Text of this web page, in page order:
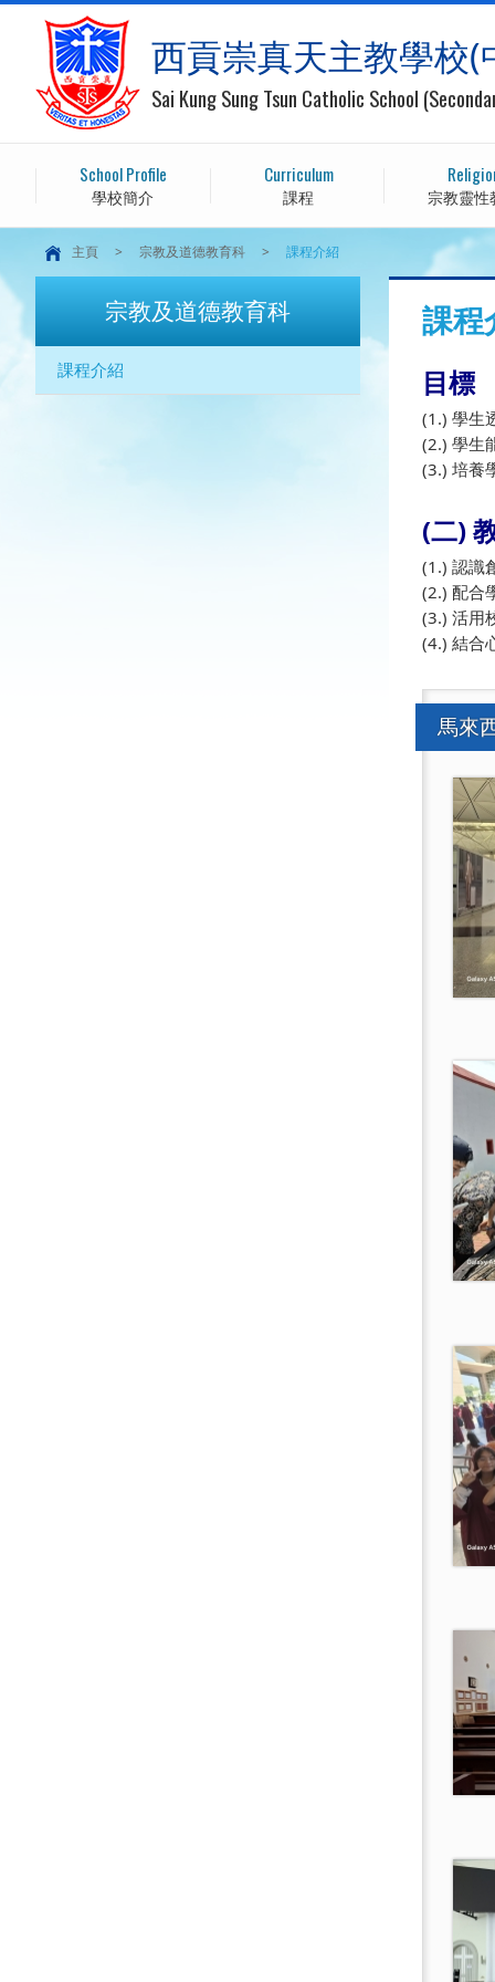
西貢崇真天主教學校(
Sai Kung Sung Tsun Catholic School
School Profile
學校簡介
Curriculum
課程 宗教靈性
主頁 > 宗教及道德教育科 > 課程介紹
課程
目標
(1.) 學生
(2.) 學生
(3.) 培養
(二)
(1.) 認識
(2.) 配合
(3.) 活用
(4.) 結合
馬來
宗教及道德教育科
課程介紹